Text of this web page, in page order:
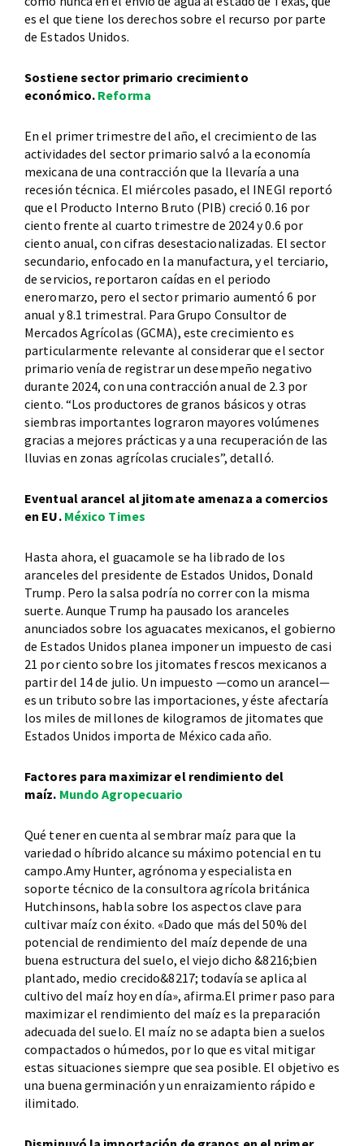
es el que tiene los derechos sobre el recurso por parte
de Estados Unidos.
Sostiene sector primario crecimiento
económico. Reforma
En el primer trimestre del año, el crecimiento de las
actividades del sector primario salvó a la economía
mexicana de una contracción que la llevaría a una
recesión técnica. El miércoles pasado, el INEGI reportó
que el Producto Interno Bruto (PIB) creció 0.16 por
ciento frente al cuarto trimestre de 2024 y 0.6 por
ciento anual, con cifras desestacionalizadas. El sector
secundario, enfocado en la manufactura, y el terciario,
de servicios, reportaron caídas en el periodo
eneromarzo, pero el sector primario aumentó 6 por
anual y 8.1 trimestral. Para Grupo Consultor de
Mercados Agrícolas (GCMA), este crecimiento es
particularmente relevante al considerar que el sector
primario venía de registrar un desempeño negativo
durante 2024, con una contracción anual de 2.3 por
ciento. “Los productores de granos básicos y otras
siembras importantes lograron mayores volúmenes
gracias a mejores prácticas y a una recuperación de las
lluvias en zonas agrícolas cruciales”, detalló.
Eventual arancel al jitomate amenaza a comercios
en EU. México Times
Hasta ahora, el guacamole se ha librado de los
aranceles del presidente de Estados Unidos, Donald
Trump. Pero la salsa podría no correr con la misma
suerte. Aunque Trump ha pausado los aranceles
anunciados sobre los aguacates mexicanos, el gobierno
de Estados Unidos planea imponer un impuesto de casi
21 por ciento sobre los jitomates frescos mexicanos a
partir del 14 de julio. Un impuesto —como un arancel—
es un tributo sobre las importaciones, y éste afectaría
los miles de millones de kilogramos de jitomates que
Estados Unidos importa de México cada año.
Factores para maximizar el rendimiento del
maíz. Mundo Agropecuario
Qué tener en cuenta al sembrar maíz para que la
variedad o híbrido alcance su máximo potencial en tu
campo.Amy Hunter, agrónoma y especialista en
soporte técnico de la consultora agrícola británica
Hutchinsons, habla sobre los aspectos clave para
cultivar maíz con éxito. «Dado que más del 50% del
potencial de rendimiento del maíz depende de una
buena estructura del suelo, el viejo dicho &8216;bien
plantado, medio crecido&8217; todavía se aplica al
cultivo del maíz hoy en día», afirma.El primer paso para
maximizar el rendimiento del maíz es la preparación
adecuada del suelo. El maíz no se adapta bien a suelos
compactados o húmedos, por lo que es vital mitigar
estas situaciones siempre que sea posible. El objetivo es
una buena germinación y un enraizamiento rápido e
ilimitado.